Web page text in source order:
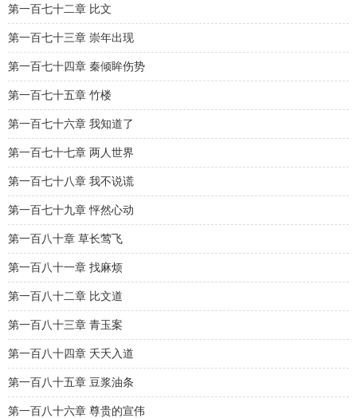
第一百七十二章 比文
第一百七十三章 崇年出现
第一百七十四章 秦倾眸伤势
第一百七十五章 竹楼
第一百七十六章 我知道了
第一百七十七章 两人世界
第一百七十八章 我不说谎
第一百七十九章 怦然心动
第一百八十章 草长莺飞
第一百八十一章 找麻烦
第一百八十二章 比文道
第一百八十三章 青玉案
第一百八十四章 夭夭入道
第一百八十五章 豆浆油条
第一百八十六章 尊贵的宣伟